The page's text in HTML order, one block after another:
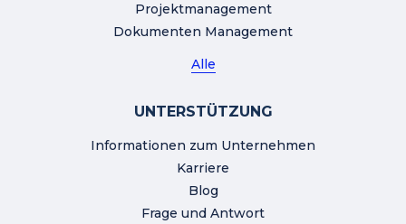
Projektmanagement
Dokumenten Management
Alle
UNTERSTÜTZUNG
Informationen zum Unternehmen
Karriere
Blog
Frage und Antwort